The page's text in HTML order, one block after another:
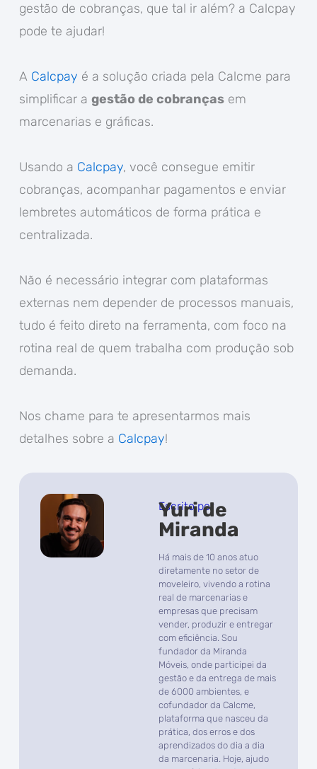
gestão de cobranças, que tal ir além? a Calcpay
pode te ajudar!
A Calcpay é a solução criada pela Calcme para
simplificar a gestão de cobrançasem
marcenarias e gráficas.
Usando a Calcpay, você consegue emitir
cobranças, acompanhar pagamentos e enviar
lembretes automáticos de forma prática e
centralizada.
Não é necessário integrar com plataformas
externas nem depender de processos manuais,
tudo é feito direto na ferramenta, com foco na
rotina real de quem trabalha com produção sob
demanda.
Nos chame para te apresentarmos mais
detalhes sobre a Calcpay!
Escrito por
Yuri de
Miranda
Há mais de 10 anos atuo
diretamente no setor de
moveleiro, vivendo a rotina
real de marcenarias e
empresas que precisam
vender, produzir e entregar
com eficiência. Sou
fundador da Miranda
Móveis, onde participei da
gestão e da entrega de mais
de 6000 ambientes, e
cofundador da Calcme,
plataforma que nasceu da
prática, dos erros e dos
aprendizados do dia a dia
da marcenaria. Hoje, ajudo